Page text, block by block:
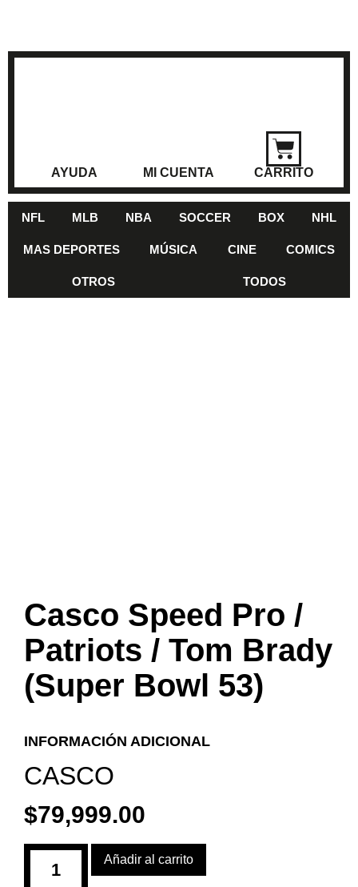
AYUDA MI CUENTA CARRITO
NFL MLB NBA SOCCER BOX NHL
MAS DEPORTES MÚSICA CINE COMICS
OTROS TODOS
Casco Speed Pro /
Patriots / Tom Brady
(Super Bowl 53)
INFORMACIÓN ADICIONAL
CASCO
$79,999.00
Añadir al carrito